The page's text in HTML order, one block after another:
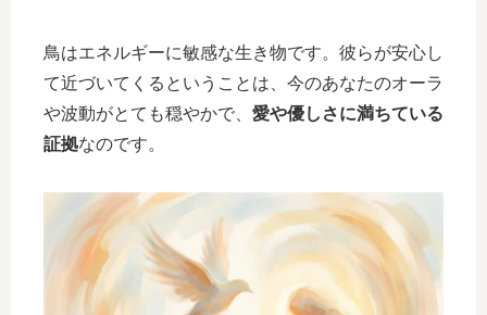
鳥はエネルギーに敏感な生き物です。彼らが安心し
て近づいてくるということは、今のあなたのオーラ
や波動がとても穏やかで、 愛や優しさに満ちている
証拠なのです。